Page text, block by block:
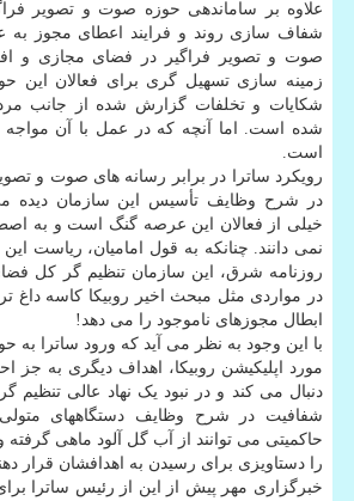
علاوه بر ساماندهی حوزه صوت و تصویر
شفاف سازی روند و فرایند اعطای مجوز به
صوت و تصویر فراگیر در فضای مجازی و
زمینه سازی تسهیل گری برای فعالان این
شکایات و تخلفات گزارش شده از جانب مردم
شده است. اما آنچه که در عمل با آن مواجه
است.
رویکرد ساترا در برابر رسانه های صوت و
در شرح وظایف تأسیس این سازمان دیده
خیلی از فعالان این عرصه گنگ است و به
نمی دانند. چنانکه به قول امامیان، ریاست
روزنامه شرق، این سازمان تنظیم گر کل
در مواردی مثل مبحث اخیر روبیکا کاسه داغ
ابطال مجوزهای ناموجود را می دهد!
با این وجود به نظر می آید که ورود ساترا به
مورد اپلیکیشن روبیکا، اهداف دیگری به جز
دنبال می کند و در نبود یک نهاد عالی تنظیم
شفافیت در شرح وظایف دستگاههای
حاکمیتی می توانند از آب گل آلود ماهی
را دستاویزی برای رسیدن به اهدافشان قرار
خبرگزاری مهر پیش از این از رئیس ساترا